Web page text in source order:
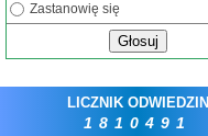
Zastanowię się
Głosuj
LICZNIK ODWIEDZIN
1810491